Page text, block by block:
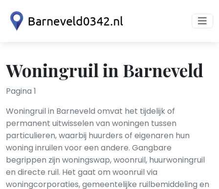
Woningruil in Barneveld
Pagina 1
Woningruil in Barneveld omvat het tijdelijk of
permanent uitwisselen van woningen tussen
particulieren, waarbij huurders of eigenaren hun
woning inruilen voor een andere. Gangbare
begrippen zijn woningswap, woonruil, huurwoningruil
en directe ruil. Het gaat om woonruil via
woningcorporaties, gemeentelijke ruilbemiddeling en